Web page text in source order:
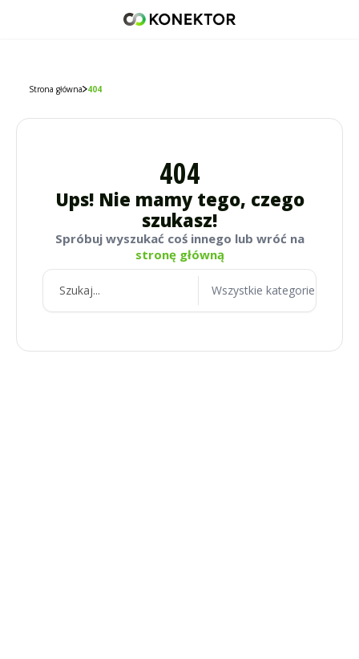
Strona główna 404
404
Ups! Nie mamy tego, czego
szukasz!
Spróbuj wyszukać coś innego lub wróć na
stronę główną